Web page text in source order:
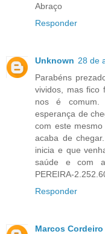
Abraço
Responder
Unknown 28 de
Parabéns
vividos, mas fico
nos é comum.
esperança de
com este
acaba de
inicia e que
saúde e com
PEREIRA-
Responder
Marcos